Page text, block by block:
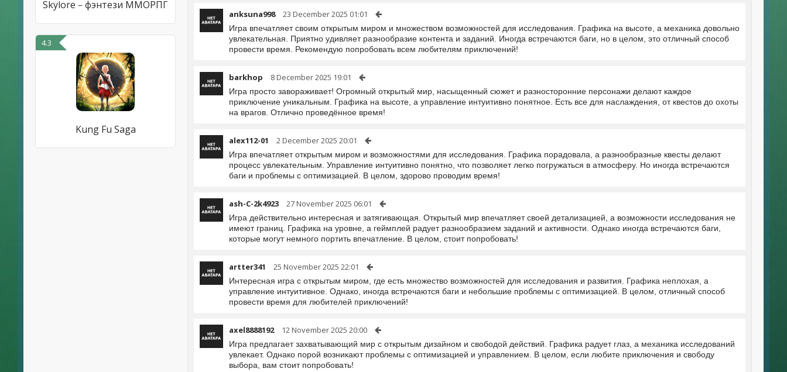
Skylore－фэнтези ММОРПГ
4.3
Kung Fu Saga
anksuna998 23 December 2025 01:01
Игра впечатляет своим открытым миром и множеством возможностей для исследования. Графика на высоте, а механика довольно
увлекательная. Приятно удивляет разнообразие контента и заданий. Иногда встречаются баги, но в целом, это отличный способ
провести время. Рекомендую попробовать всем любителям приключений!
barkhop 8 December 2025 19:01
Игра просто завораживает! Огромный открытый мир, насыщенный сюжет и разносторонние персонажи делают каждое
приключение уникальным. Графика на высоте, а управление интуитивно понятное. Есть все для наслаждения, от квестов до охоты
на врагов. Отлично проведённое время!
alex112-01 2 December 2025 20:01
Игра впечатляет открытым миром и возможностями для исследования. Графика порадовала, а разнообразные квесты делают
процесс увлекательным. Управление интуитивно понятно, что позволяет легко погружаться в атмосферу. Но иногда встречаются
баги и проблемы с оптимизацией. В целом, здорово проводим время!
ash-C-2k4923 27 November 2025 06:01
Игра действительно интересная и затягивающая. Открытый мир впечатляет своей детализацией, а возможности исследования не
имеют границ. Графика на уровне, а геймплей радует разнообразием заданий и активности. Однако иногда встречаются баги,
которые могут немного портить впечатление. В целом, стоит попробовать!
artter341 25 November 2025 22:01
Интересная игра с открытым миром, где есть множество возможностей для исследования и развития. Графика неплохая, а
управление интуитивное. Однако, иногда встречаются баги и небольшие проблемы с оптимизацией. В целом, отличный способ
провести время для любителей приключений!
axel8888192 12 November 2025 20:00
Игра предлагает захватывающий мир с открытым дизайном и свободой действий. Графика радует глаз, а механика исследований
увлекает. Однако порой возникают проблемы с оптимизацией и управлением. В целом, если любите приключения и свободу
выбора, вам стоит попробовать!